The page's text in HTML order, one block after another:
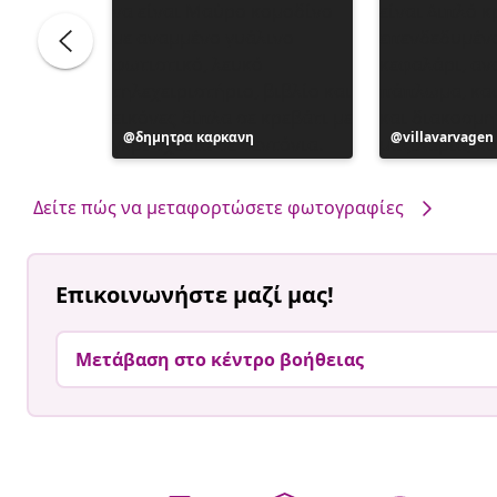
Η
ανάρτηση
δημητρα καρκανη
Η
ανάρτηση
από
villavarvagen
Δείτε πώς να μεταφορτώσετε φωτογραφίες
Επικοινωνήστε μαζί μας!
Μετάβαση στο κέντρο βοήθειας